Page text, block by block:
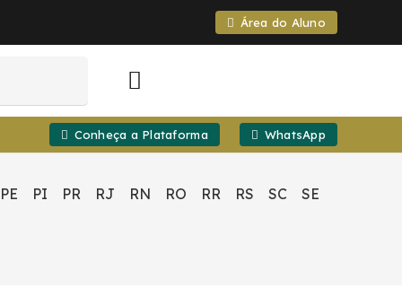
Área do Aluno
Conheça a Plataforma WhatsApp
PE PI PR RJ RN RO RR RS SC SE